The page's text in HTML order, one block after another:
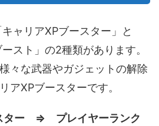
ャリアXPブースター」と
スト」の2種類があります。
々な武器やガジェットの解除
アXPブースターです。
ター ⇒ プレイヤーランク